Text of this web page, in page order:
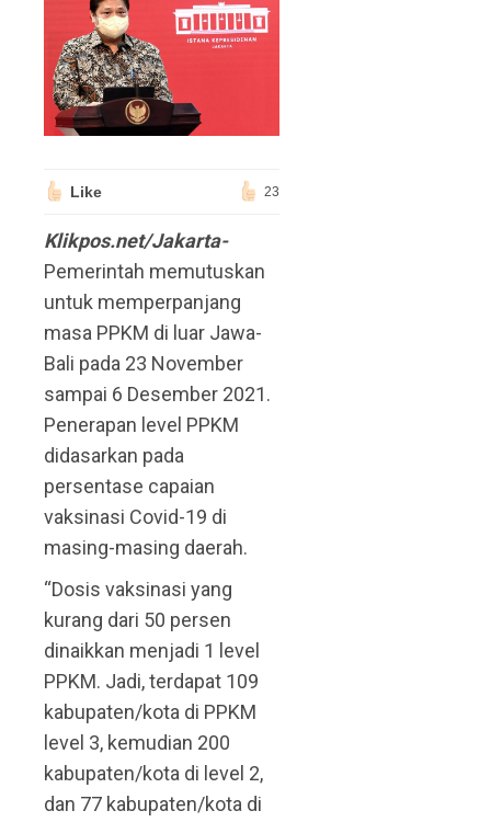
Like 23
Klikpos.net/Jakarta-
Pemerintah memutuskan
untuk memperpanjang
masa PPKM di luar Jawa-
Bali pada 23 November
sampai 6 Desember 2021.
Penerapan level PPKM
didasarkan pada
persentase capaian
vaksinasi Covid-19 di
masing-masing daerah.
“Dosis vaksinasi yang
kurang dari 50 persen
dinaikkan menjadi 1 level
PPKM. Jadi, terdapat 109
kabupaten/kota di PPKM
level 3, kemudian 200
kabupaten/kota di level 2,
dan 77 kabupaten/kota di